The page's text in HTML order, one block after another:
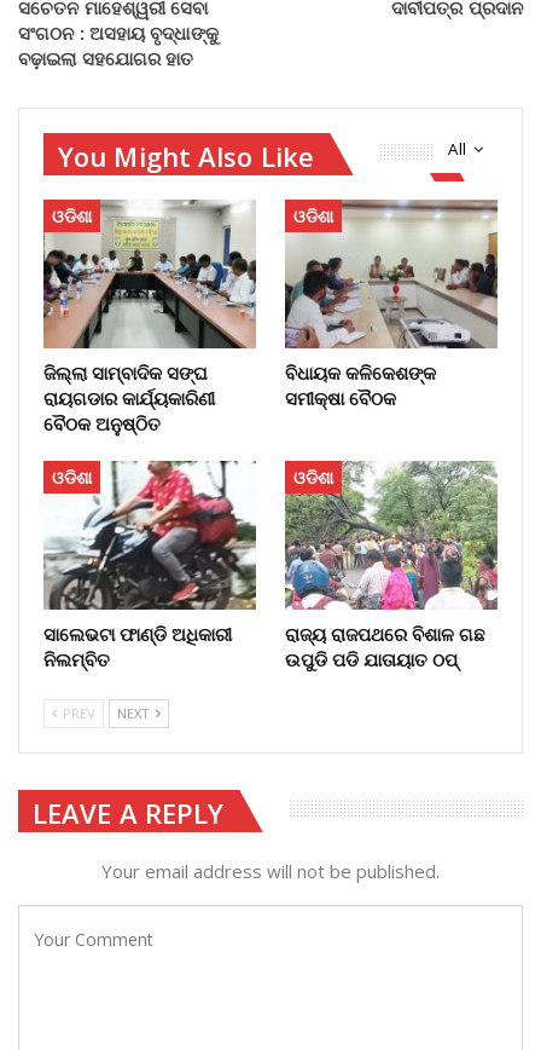
ସଚେତନ ମାହେଶ୍ୱରୀ ସେବା
ସଂଗଠନ : ଅସହାୟ ବୃଦ୍ଧାଙ୍କୁ
ବଢ଼ାଇଲା ସହଯୋଗର ହାତ
ଦାବୀପତ୍ର ପ୍ରଦାନ
All
You Might Also Like
ଓଡିଶା
ଜିଲ୍ଲା ସାମ୍ବାଦିକ ସଙ୍ଘ
ରାୟଗଡାର କାର୍ଯ୍ୟକାରିଣୀ
ବୈଠକ ଅନୁଷ୍ଠିତ
ଓଡିଶା
ବିଧାୟକ କଳିକେଶଙ୍କ
ସମୀକ୍ଷା ବୈଠକ
ଓଡିଶା
ସାଲେଭଟା ଫାଣ୍ଡି ଅଧିକାରୀ
ନିଲମ୍ବିତ
ଓଡିଶା
ରାଜ୍ୟ ରାଜପଥରେ ବିଶାଳ ଗଛ
ଉପୁଡି ପଡି ଯାତାୟାତ ଠପ୍‌
PREV NEXT
LEAVE A REPLY
Your email address will not be published.